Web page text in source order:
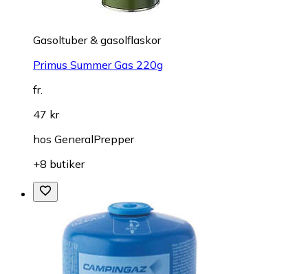
Gasoltuber & gasolflaskor
Primus Summer Gas 220g
fr.
47 kr
hos GeneralPrepper
+8 butiker